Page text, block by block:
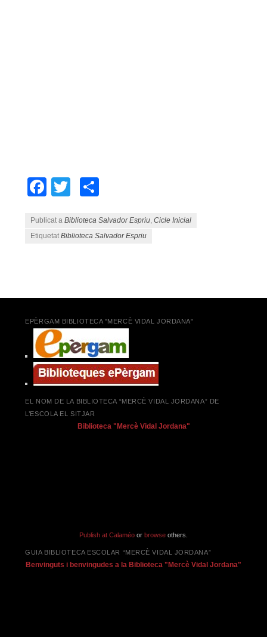
Facebook
Twitter
Publicat aBiblioteca Salvador Espriu,Cicle Inicial
EtiquetatBiblioteca Salvador Espriu
EPÈRGAM BIBLIOTECA "MERCÈ VIDAL JORDANA"
EL NOM DE LA BIBLIOTECA “MERCÈ VIDAL JORDANA” DE
L’ESCOLA EL SITJAR
Biblioteca "Mercè Vidal Jordana"
Publish at Calaméo or browse others.
GUIA BIBLIOTECA ESCOLAR “MERCÈ VIDAL JORDANA”
Benvinguts i benvingudes a la Biblioteca "Mercè Vidal Jordana"